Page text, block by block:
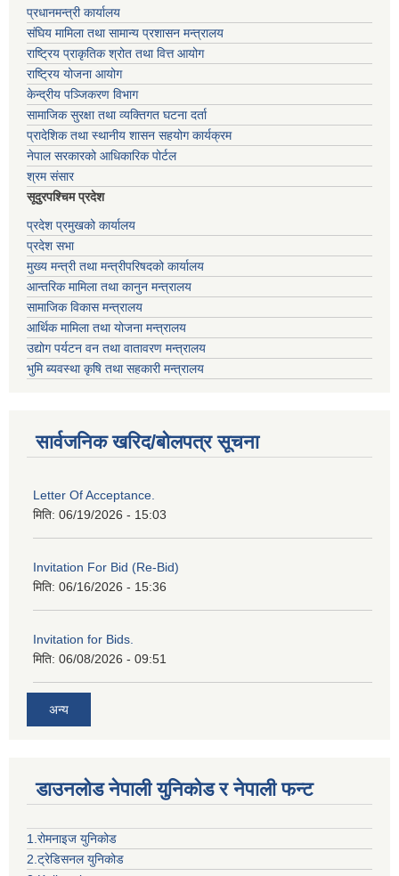
प्रधानमन्त्री कार्यालय
संघिय मामिला तथा सामान्य प्रशासन मन्त्रालय
राष्ट्रिय प्राकृतिक श्रोत तथा वित्त आयोग
राष्ट्रिय योजना आयोग
केन्द्रीय पञ्जिकरण विभाग
सामाजिक सुरक्षा तथा व्यक्तिगत घटना दर्ता
प्रादेशिक तथा स्थानीय शासन सहयोग कार्यक्रम
नेपाल सरकारको आधिकारिक पोर्टल
श्रम संसार
सूदुरपश्चिम प्रदेश
प्रदेश प्रमुखको कार्यालय
प्रदेश सभा
मुख्य मन्त्री तथा मन्त्रीपरिषदको कार्यालय
आन्तरिक मामिला तथा कानुन मन्त्रालय
सामाजिक विकास मन्त्रालय
आर्थिक मामिला तथा योजना मन्त्रालय
उद्योग पर्यटन वन तथा वातावरण मन्त्रालय
भुमि ब्यवस्था कृषि तथा सहकारी मन्त्रालय
सार्वजनिक खरिद/बोलपत्र सूचना
Letter Of Acceptance.
मिति: 06/19/2026 - 15:03
Invitation For Bid (Re-Bid)
मिति: 06/16/2026 - 15:36
Invitation for Bids.
मिति: 06/08/2026 - 09:51
अन्य
डाउनलोड नेपाली युनिकोड र नेपाली फन्ट
1.रोमनाइज युनिकोड
2.ट्रेडिसनल युनिकोड